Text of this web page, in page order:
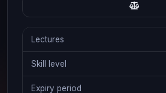
Lectures
Skill level
Expiry period